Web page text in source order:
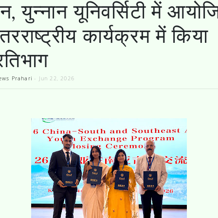
युन्नान यूनिवर्सिटी में
कार्यक्रम में किया
Prahari - Jun 22, 2026